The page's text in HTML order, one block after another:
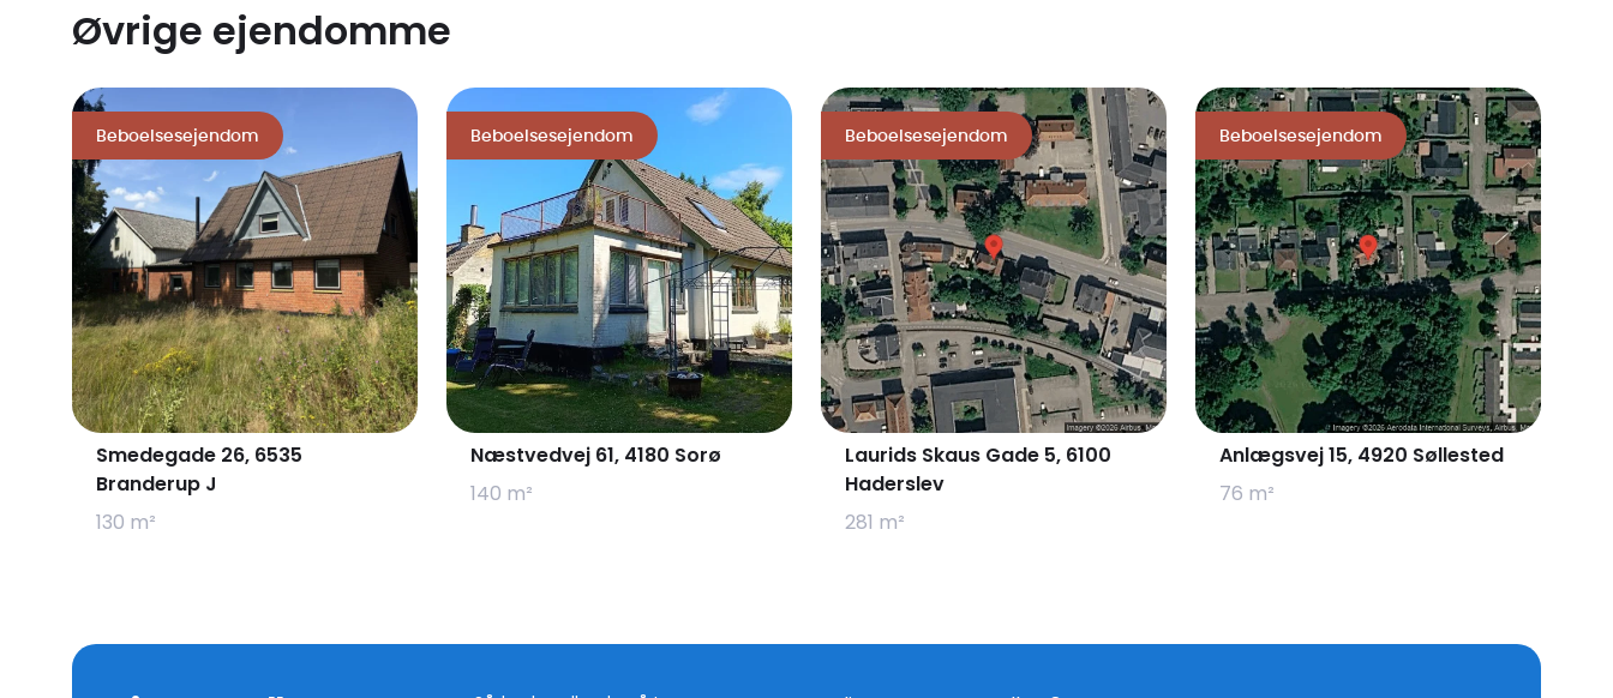
Øvrige ejendomme
Beboelsesejendom
Smedegade 26, 6535
Branderup J
130 m²
Beboelsesejendom
Næstvedvej 61, 4180 Sorø
140 m²
Beboelsesejendom
Laurids Skaus Gade 5, 6100
Haderslev
281 m²
Beboelsesejendom
Anlægsvej 15, 4920 Søllested
76 m²